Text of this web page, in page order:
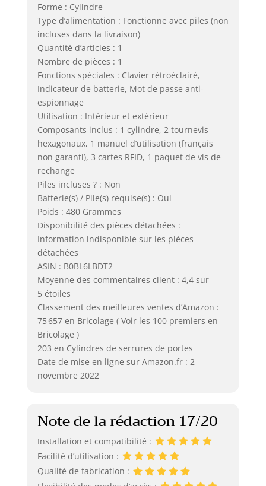
Forme : Cylindre
Type d’alimentation : Fonctionne avec piles (non
incluses dans la livraison)
Quantité d’articles : 1
Nombre de pièces : 1
Fonctions spéciales : Clavier rétroéclairé,
Indicateur de batterie, Mot de passe anti-
espionnage
Utilisation : Intérieur et extérieur
Composants inclus : 1 cylindre, 2 tournevis
hexagonaux, 1 manuel d’utilisation (français
non garanti), 3 cartes RFID, 1 paquet de vis de
rechange
Piles incluses ? : Non
Batterie(s) / Pile(s) requise(s) : Oui
Poids : 480 Grammes
Disponibilité des pièces détachées :
Information indisponible sur les pièces
détachées
ASIN : B0BL6LBDT2
Moyenne des commentaires client : 4,4 sur
5 étoiles
Classement des meilleures ventes d’Amazon :
75 657 en Bricolage ( Voir les 100 premiers en
Bricolage )
203 en Cylindres de serrures de portes
Date de mise en ligne sur Amazon.fr : 2
novembre 2022
Note de la rédaction 17/20
Installation et compatibilité :
Facilité d’utilisation :
Qualité de fabrication :